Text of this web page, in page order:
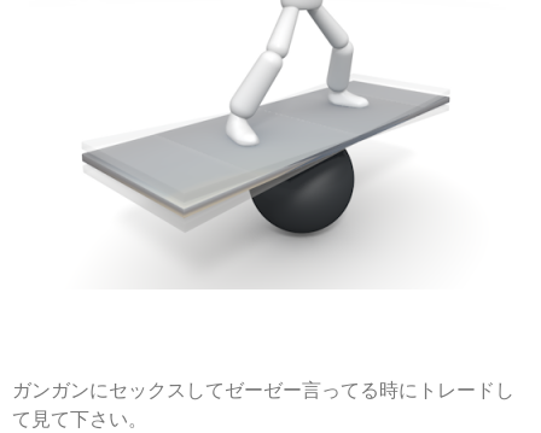
ガンガンにセックスしてゼーゼー言ってる時にトレードし
て見て下さい。